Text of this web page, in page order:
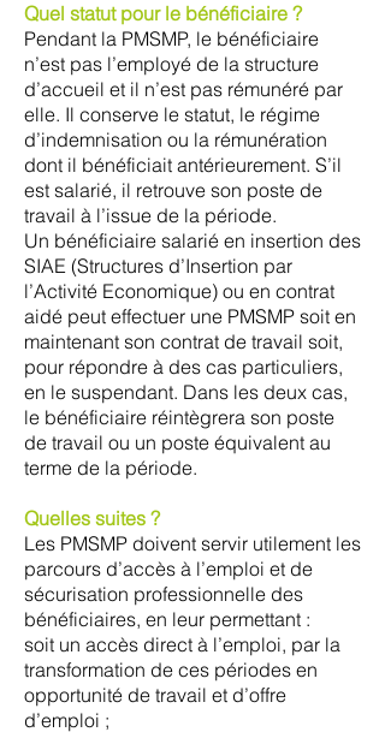
Quel statut pour le bénéficiaire ?
Pendant la PMSMP, le bénéficiaire
n’est pas l’employé de la structure
d’accueil et il n’est pas rémunéré par
elle. Il conserve le statut, le régime
d’indemnisation ou la rémunération
dont il bénéficiait antérieurement. S’il
est salarié, il retrouve son poste de
travail à l’issue de la période.
Un bénéficiaire salarié en insertion des
SIAE (Structures d’Insertion par
l’Activité Economique) ou en contrat
aidé peut effectuer une PMSMP soit en
maintenant son contrat de travail soit,
pour répondre à des cas particuliers,
en le suspendant. Dans les deux cas,
le bénéficiaire réintègrera son poste
de travail ou un poste équivalent au
terme de la période.
Quelles suites ?
Les PMSMP doivent servir utilement les
parcours d’accès à l’emploi et de
sécurisation professionnelle des
bénéficiaires, en leur permettant :
soit un accès direct à l’emploi, par la
transformation de ces périodes en
opportunité de travail et d’offre
d’emploi ;